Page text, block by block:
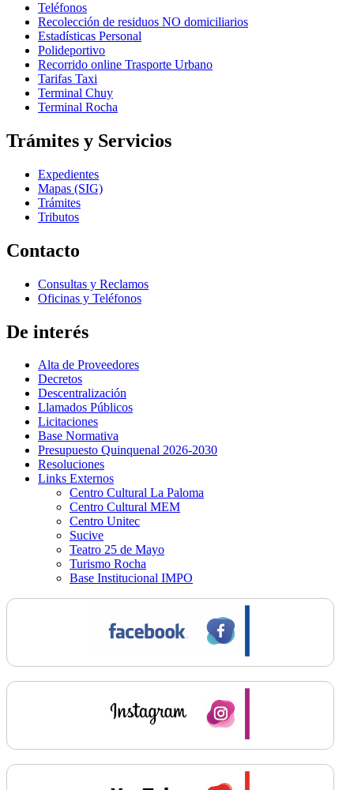
Teléfonos
Recolección de residuos NO domiciliarios
Estadísticas Personal
Polideportivo
Recorrido online Trasporte Urbano
Tarifas Taxi
Terminal Chuy
Terminal Rocha
Trámites y Servicios
Expedientes
Mapas (SIG)
Trámites
Tributos
Contacto
Consultas y Reclamos
Oficinas y Teléfonos
De interés
Alta de Proveedores
Decretos
Descentralización
Llamados Públicos
Licitaciones
Base Normativa
Presupuesto Quinquenal 2026-2030
Resoluciones
Links Externos
Centro Cultural La Paloma
Centro Cultural MEM
Centro Unitec
Sucive
Teatro 25 de Mayo
Turismo Rocha
Base Institucional IMPO